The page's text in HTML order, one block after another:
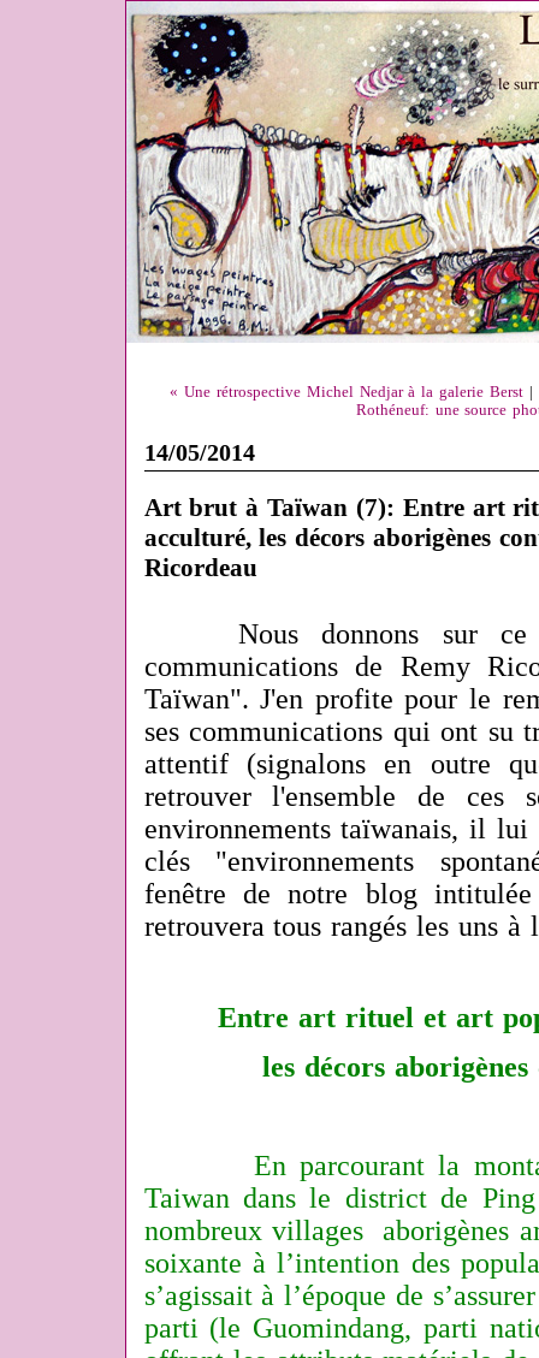
« Une rétrospective Michel Nedjar à la galerie Berst|
Rothéneuf: une source
14/05/2014
Art brut à Taïwan (7): Entre art
acculturé, les décors aborigènes
Ricordeau
Nous donnons sur
communications de Remy
Taïwan". J'en profite pour le
ses communications qui ont su
attentif (signalons en outre
retrouver l'ensemble de ces
environnements taïwanais, il
clés "environnements
fenêtre de notre blog
retrouvera tous rangés les uns à
Entre art rituel et art
les décors
En parcourant la
Taiwan dans le district de
nombreux villages aborigènes
soixante à l’intention des
s’agissait à l’époque de
parti (le Guomindang, parti